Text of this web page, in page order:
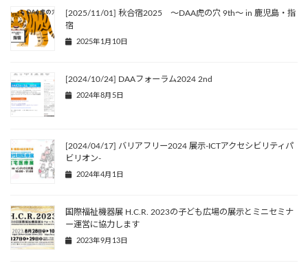
[2025/11/01] 秋合宿2025 〜DAA虎の穴 9th〜 in 鹿児島・指
宿
2025年1月10日
[2024/10/24] DAAフォーラム2024 2nd
2024年8月5日
[2024/04/17] バリアフリー2024 展示-ICTアクセシビリティパ
ビリオン-
2024年4月1日
国際福祉機器展 H.C.R. 2023の子ども広場の展示とミニセミナ
ー運営に協力します
2023年9月13日